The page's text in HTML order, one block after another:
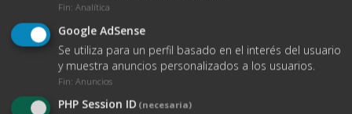
O ENVÍANOS UN EMAIL
Nombre completo
Fin: Analítica
Google AdSense
Se utiliza para un perfil basado en el interés del usuario
y muestra anuncios personalizados a los usuarios.
Fin: Anuncios
PHP Session ID (necesaria)